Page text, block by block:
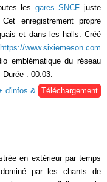
les gares SNCF juste
enregistrement propre
et dans les halls. Créé
https://www.sixiemeson.com
emblématique du réseau
. Durée : 00:03.
d'infos &
Téléchargement
en extérieur par temps
par les chants de